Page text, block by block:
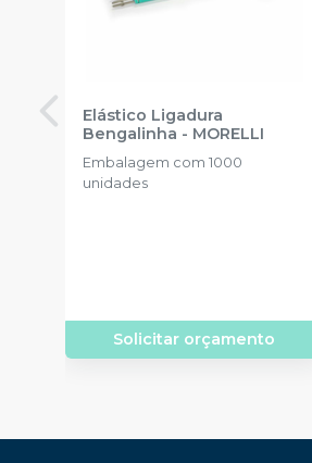
Elástico Ligadura
Bengalinha - MORELLI
Embalagem com 1000
unidades
Solicitar orçamento